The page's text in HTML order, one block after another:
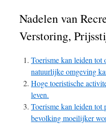
Nadelen van
Verstoring,
Toerisme kan leiden tot
natuurlijke omgeving
Hoge toeristische
leven.
Toerisme kan leiden
bevolking moeilijker